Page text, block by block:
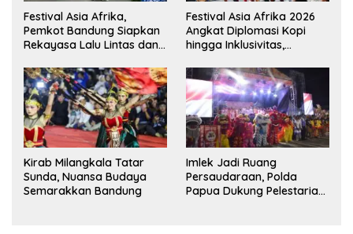
Festival Asia Afrika,
Pemkot Bandung Siapkan
Rekayasa Lalu Lintas dan
Festival Asia Afrika 2026
Angkat Diplomasi Kopi
hingga Inklusivitas,
Duta Besar
Kirab Milangkala Tatar
Sunda, Nuansa Budaya
Semarakkan Bandung
Imlek Jadi Ruang
Persaudaraan, Polda
Papua Dukung Pelestarian